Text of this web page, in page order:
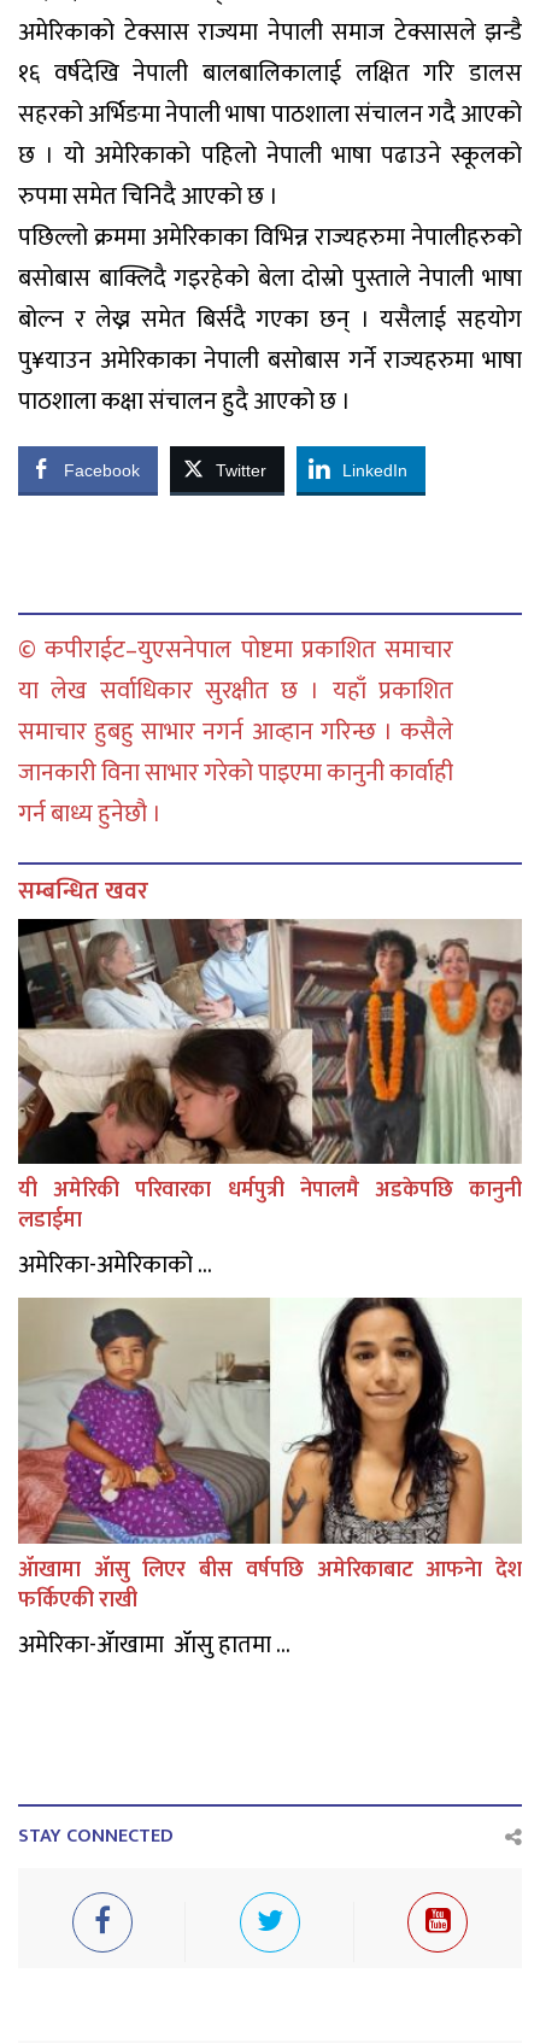
अमेरिकाको टेक्सास राज्यमा नेपाली समाज टेक्सासले झन्डै
१६ वर्षदेखि नेपाली बालबालिकालाई लक्षित गरि डालस
सहरको अर्भिङमा नेपाली भाषा पाठशाला संचालन गदै आएको
छ । यो अमेरिकाको पहिलो नेपाली भाषा पढाउने स्कूलको
रुपमा समेत चिनिदै आएको छ ।
पछिल्लो क्रममा अमेरिकाका विभिन्न राज्यहरुमा नेपालीहरुको
बसोबास बाक्लिदै गइरहेको बेला दोस्रो पुस्ताले नेपाली भाषा
बोल्न र लेख्न समेत बिर्सदै गएका छन् । यसैलाई सहयोग
पु¥याउन अमेरिकाका नेपाली बसोबास गर्ने राज्यहरुमा भाषा
पाठशाला कक्षा संचालन हुदै आएको छ ।
Facebook Twitter LinkedIn
© कपीराईट–युएसनेपाल पोष्टमा प्रकाशित समाचार
या लेख सर्वाधिकार सुरक्षीत छ । यहाँ प्रकाशित
समाचार हुबहु साभार नगर्न आव्हान गरिन्छ । कसैले
जानकारी विना साभार गरेको पाइएमा कानुनी कार्वाही
गर्न बाध्य हुनेछौ ।
सम्बन्धित खवर
यी अमेरिकी परिवारका धर्मपुत्री नेपालमै अडकेपछि कानुनी
लडाईमा
अमेरिका-अमेरिकाको ...
ॲाखामा ॲासु लिएर बीस वर्षपछि अमेरिकाबाट आफनेा देश
फर्किएकी राखी
अमेरिका-ॲाखामा ॲासु हातमा ...
STAY CONNECTED